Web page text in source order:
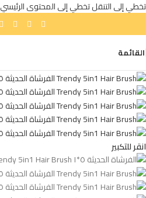
تخطي إلى التنقلتخطي إلى المحتوى الرئيسي
القائمة
انقر للتكبير